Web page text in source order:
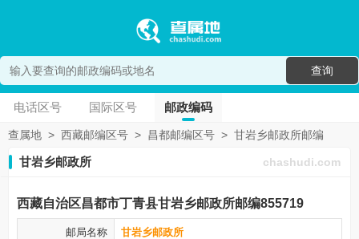
查询
电话区号 国际区号 邮政编码
查属地 > 西藏邮编区号 > 昌都邮编区号 > 甘岩乡邮政所邮编
甘岩乡邮政所 chashudi.com
西藏自治区昌都市丁青县甘岩乡邮政所邮编855719
邮局名称 甘岩乡邮政所